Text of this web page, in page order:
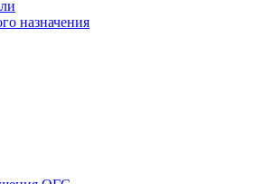
назначения